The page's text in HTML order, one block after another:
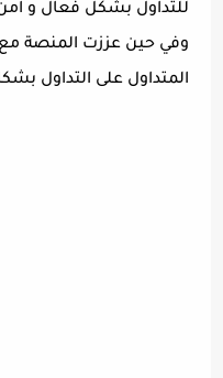
للتداول بشكل فعال و
وفي حين عززت المنصة
المتداول على التداول